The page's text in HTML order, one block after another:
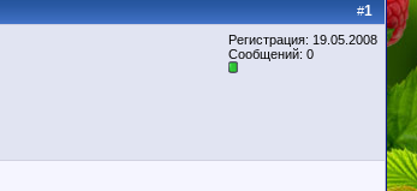
#1
Регистрация: 19.05.2008
Сообщений: 0